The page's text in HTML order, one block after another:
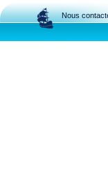
Nous